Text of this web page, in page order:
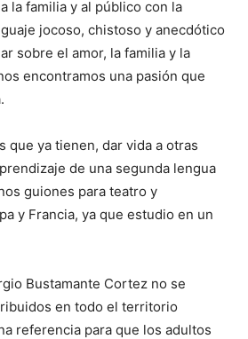
la familia y al público con la
jocoso, chistoso y anecdótico
sobre el amor, la familia y la
encontramos una pasión que
que ya tienen, dar vida a otras
de una segunda lengua
guiones para teatro y
y Francia, ya que estudio en un
Bustamante Cortez no se
en todo el territorio
referencia para que los adultos